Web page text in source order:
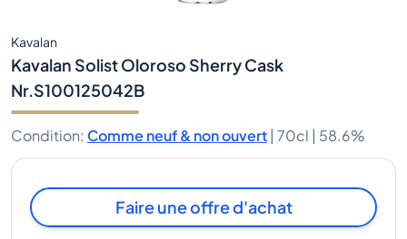
Kavalan
Kavalan Solist Oloroso Sherry Cask
Nr.S100125042B
Condition: Comme neuf & non ouvert | 70cl | 58.6%
Faire une offre d'achat